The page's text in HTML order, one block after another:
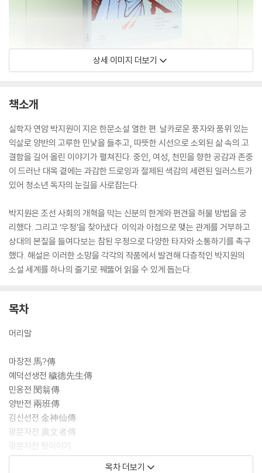
상세 이미지 더보기
책소개
실학자 연암 박지원이 지은 한문소설 열한 편. 날카로운 풍자와 품위 있는
익살로 양반의 고루한 민낯을 들추고, 따뜻한 시선으로 소외된 삶 속의 고
결함을 길어 올린 이야기가 펼쳐진다. 중인, 여성, 천민을 향한 공감과 존중
이 드러난 대목 곁에는 과감한 드로잉과 절제된 색감의 세련된 일러스트가
있어 청소년 독자의 눈길을 사로잡는다.
박지원은 조선 사회의 개혁을 막는 신분의 한계와 편견을 허물 방법을 궁
리했다. 그리고 ‘우정’을 찾아냈다. 이익과 아첨으로 맺는 관계를 거부하고
상대의 본질을 들여다보는 참된 우정으로 다양한 타자와 소통하기를 촉구
했다. 해설은 이러한 소망을 각각의 작품에서 발견해 다층적인 박지원의
소설 세계를 하나의 줄기로 꿰뚫어 읽을 수 있게 돕는다.
목차
머리말
마장전 馬?傳
예덕선생전 穢德先生傳
민옹전 閔翁傳
양반전 兩班傳
김신선전 金神仙傳
광문자전 廣文者傳
광문자전 뒷이야기
우상전 虞裳傳
목차 더보기